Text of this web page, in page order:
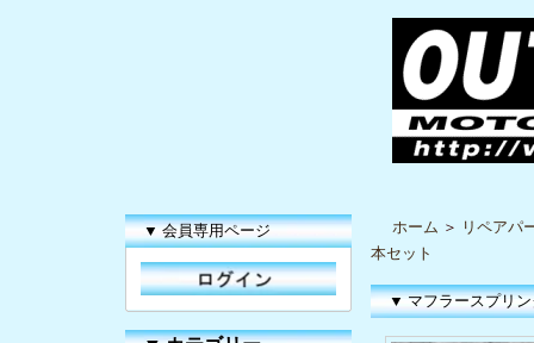
▼ 会員専用ページ ホーム ＞ リペアパ
本セット
▼ マフラースプリ